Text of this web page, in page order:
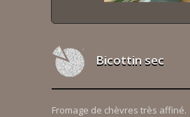
Bicottin sec
Fromage de chèvres très affiné.